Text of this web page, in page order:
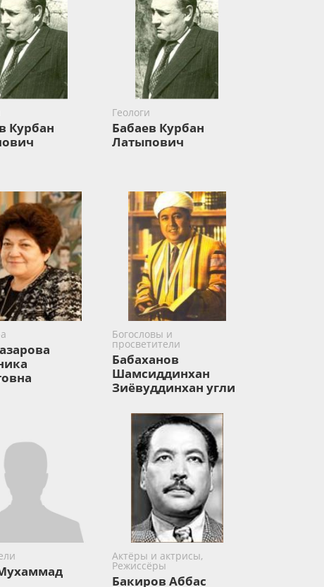
Курбан
Геологи
Бабаев Курбан
Латыпович
Богословы и
просветители
Бабаханов
Шамсиддинхан
Зиёвуддинхан угли
Актёры и актрисы,
Режиссёры
Бакиров Аббас